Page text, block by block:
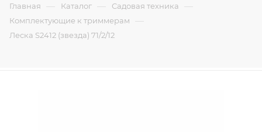
Главная — Каталог — Садовая техника —
Комплектующие к триммерам —
Леска S2412 (звезда) 71/2/12